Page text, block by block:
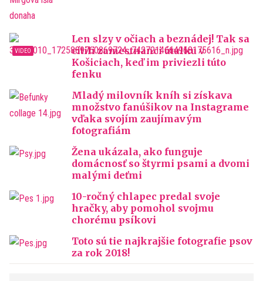
Len slzy v očiach a beznádej! Tak sa
cítili zamestnanci útulku v
Košiciach, keď im priviezli túto
fenku
Mladý milovník kníh si získava
množstvo fanúšikov na Instagrame
vďaka svojím zaujímavým
fotografiám
Žena ukázala, ako funguje
domácnosť so štyrmi psami a dvomi
malými deťmi
10-ročný chlapec predal svoje
hračky, aby pomohol svojmu
chorému psíkovi
Toto sú tie najkrajšie fotografie psov
za rok 2018!